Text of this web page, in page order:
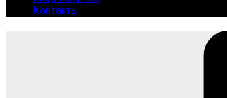
Контакты